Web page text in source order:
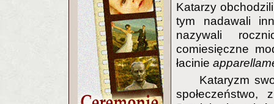
Katarzy
tym nadawali
nazywali
comiesięczne
łacinie
Kataryzm
społeczeństwo,